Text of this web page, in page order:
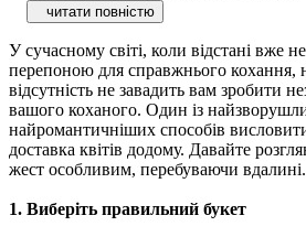
читати повністю
У сучасному світі, коли відстані вже
перепоною для справжнього кохання,
відсутність не завадить вам зробити
вашого коханого. Один із
найромантичніших способів
доставка квітів додому. Давайте
жест особливим, перебуваючи вдалині.
1. Виберіть правильний букет